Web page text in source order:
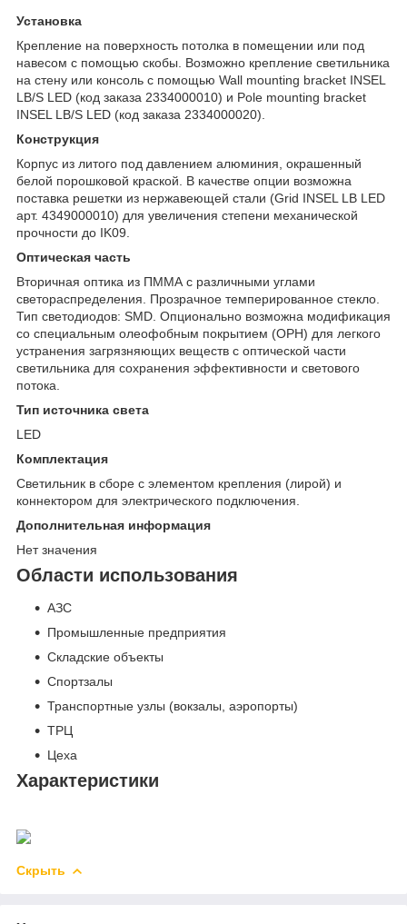
Установка
Крепление на поверхность потолка в помещении или под
навесом c помощью скобы. Возможно крепление светильника
на стену или консоль с помощью Wall mounting bracket INSEL
LB/S LED (код заказа 2334000010) и Pole mounting bracket
INSEL LB/S LED (код заказа 2334000020).
Конструкция
Корпус из литого под давлением алюминия, окрашенный
белой порошковой краской. В качестве опции возможна
поставка решетки из нержавеющей стали (Grid INSEL LB LED
арт. 4349000010) для увеличения степени механической
прочности до IK09.
Оптическая часть
Вторичная оптика из ПММА с различными углами
светораспределения. Прозрачное темперированное стекло.
Тип светодиодов: SMD. Опционально возможна модификация
со специальным олеофобным покрытием (OPH) для легкого
устранения загрязняющих веществ с оптической части
светильника для сохранения эффективности и светового
потока.
Тип источника света
LED
Комплектация
Светильник в сборе c элементом крепления (лирой) и
коннектором для электрического подключения.
Дополнительная информация
Нет значения
Области использования
АЗС
Промышленные предприятия
Складские объекты
Спортзалы
Транспортные узлы (вокзалы, аэропорты)
ТРЦ
Цеха
Характеристики
Скрыть